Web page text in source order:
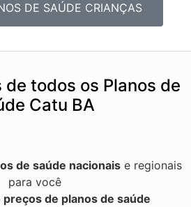
DE SAÚDE CRIANÇAS
todos os Planos de
Catu BA
de saúde nacionaise regionais
para você
de planos de saúde